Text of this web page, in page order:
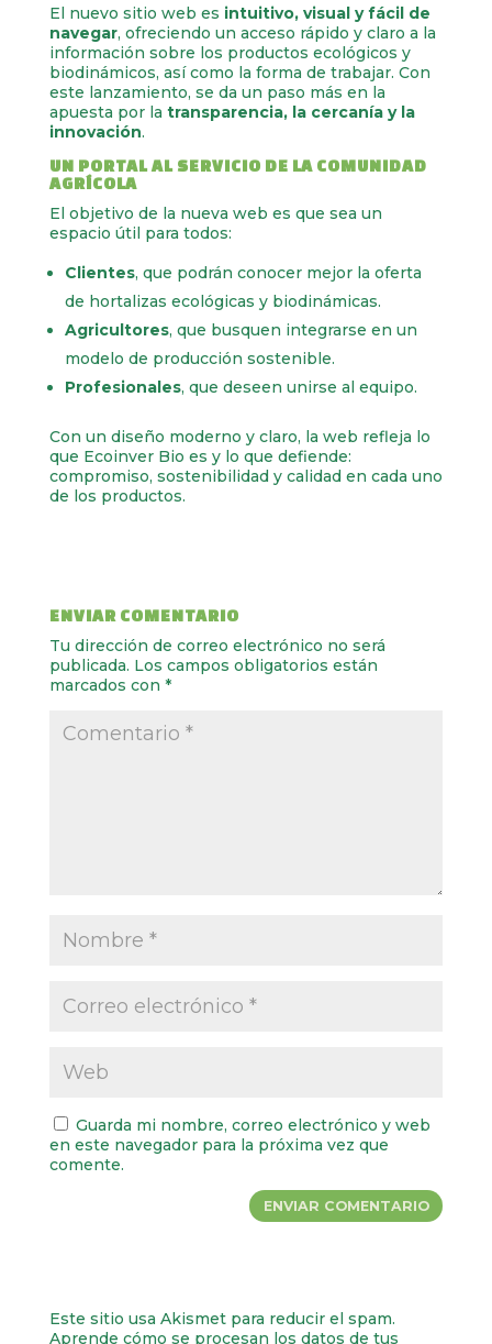
El nuevo sitio web es intuitivo, visual y fácil de
navegar, ofreciendo un acceso rápido y claro a la
información sobre los productos ecológicos y
biodinámicos, así como la forma de trabajar. Con
este lanzamiento, se da un paso más en la
apuesta por la transparencia, la cercanía y la
innovación.
UN PORTAL AL SERVICIO DE LA COMUNIDAD
AGRÍCOLA
El objetivo de la nueva web es que sea un
espacio útil para todos:
Clientes, que podrán conocer mejor la oferta
de hortalizas ecológicas y biodinámicas.
Agricultores, que busquen integrarse en un
modelo de producción sostenible.
Profesionales, que deseen unirse al equipo.
Con un diseño moderno y claro, la web refleja lo
que Ecoinver Bio es y lo que defiende:
compromiso, sostenibilidad y calidad en cada uno
de los productos.
ENVIAR COMENTARIO
Tu dirección de correo electrónico no será
publicada. Los campos obligatorios están
marcados con *
Guarda mi nombre, correo electrónico y web
en este navegador para la próxima vez que
comente.
Este sitio usa Akismet para reducir el spam.
Aprende cómo se procesan los datos de tus